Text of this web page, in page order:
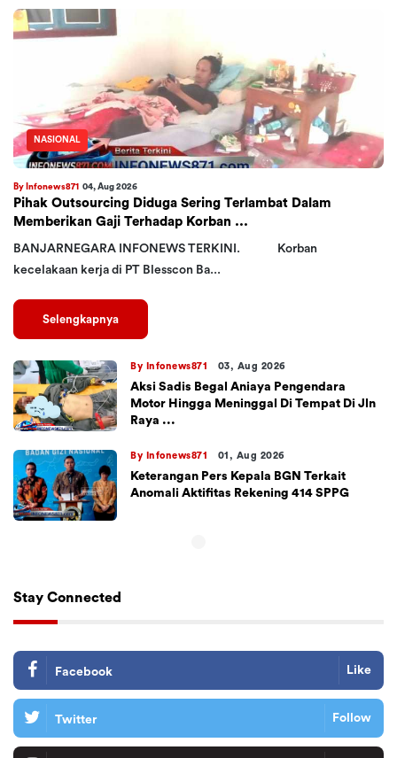
NASIONAL
By Infonews871 04, Aug 2026
Pihak Outsourcing Diduga Sering Terlambat Dalam
Memberikan Gaji Terhadap Korban ...
BANJARNEGARA INFONEWS TERKINI. Korban
kecelakaan kerja di PT Blesscon Ba...
Selengkapnya
By Infonews871 03, Aug 2026
Aksi Sadis Begal Aniaya Pengendara
Motor Hingga Meninggal Di Tempat Di Jln
Raya ...
By Infonews871 01, Aug 2026
Keterangan Pers Kepala BGN Terkait
Anomali Aktifitas Rekening 414 SPPG
Stay Connected
Facebook Like
Twitter Follow